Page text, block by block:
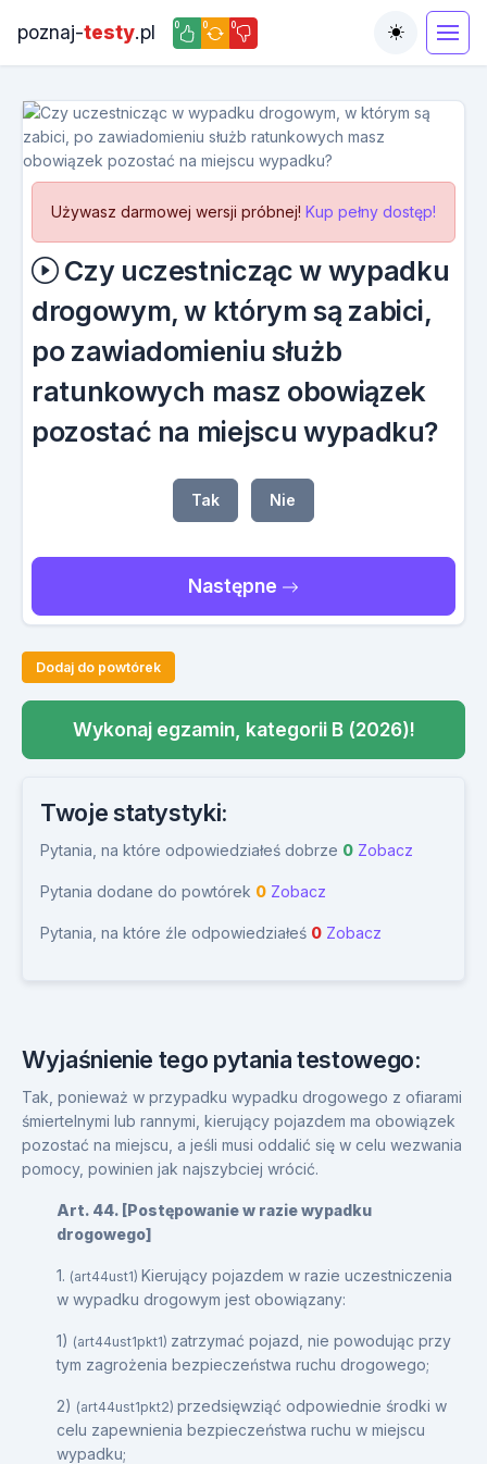
poznaj-testy.pl 0 0 0
Toggle
Używasz darmowej wersji próbnej! Kup pełny dostęp!
Czy uczestnicząc w wypadku
drogowym, w którym są zabici,
po zawiadomieniu służb
ratunkowych masz obowiązek
pozostać na miejscu wypadku?
Tak Nie
Następne
Dodaj do powtórek
Wykonaj egzamin, kategorii B (2026)!
Twoje statystyki:
Pytania, na które odpowiedziałeś dobrze 0 Zobacz
Pytania dodane do powtórek 0 Zobacz
Pytania, na które źle odpowiedziałeś 0 Zobacz
Wyjaśnienie tego pytania testowego:
Tak, ponieważ w przypadku wypadku drogowego z ofiarami
śmiertelnymi lub rannymi, kierujący pojazdem ma obowiązek
pozostać na miejscu, a jeśli musi oddalić się w celu wezwania
pomocy, powinien jak najszybciej wrócić.
Art. 44. [Postępowanie w razie wypadku
drogowego]
1. (art44ust1) Kierujący pojazdem w razie uczestniczenia
w wypadku drogowym jest obowiązany:
1) (art44ust1pkt1) zatrzymać pojazd, nie powodując przy
tym zagrożenia bezpieczeństwa ruchu drogowego;
2) (art44ust1pkt2) przedsięwziąć odpowiednie środki w
celu zapewnienia bezpieczeństwa ruchu w miejscu
wypadku;